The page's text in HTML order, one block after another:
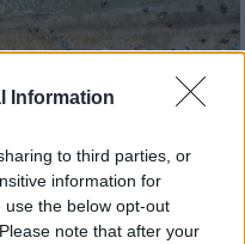
Information
to third parties, or
information for
the below opt-out
note that after your